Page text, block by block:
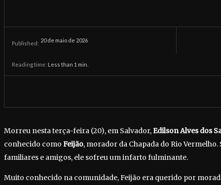
Published: 20 de maio de 2026
Reading time: Less than 1 min.
Morreu nesta terça-feira (20), em Salvador,Edilson Alves dos
conhecido como Feijão, morador da Chapada do Rio
familiares e amigos, ele sofreu um infarto fulminante.
Muito conhecido na comunidade, Feijão era querido por